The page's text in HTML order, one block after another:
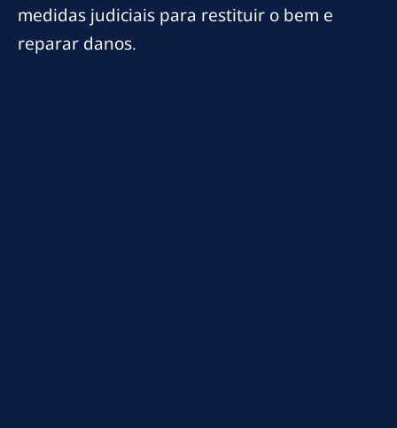
medidas judiciais para restituir o bem e
reparar danos.